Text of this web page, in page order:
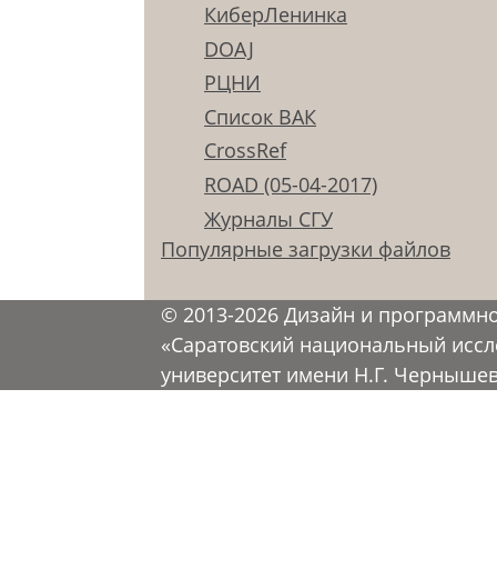
КиберЛенинка
DOAJ
РЦНИ
Список ВАК
CrossRef
ROAD (05-04-2017)
Журналы СГУ
Популярные загрузки файлов
© 2013-2026 Дизайн и
«Саратовский национальный
университет имени Н.Г.